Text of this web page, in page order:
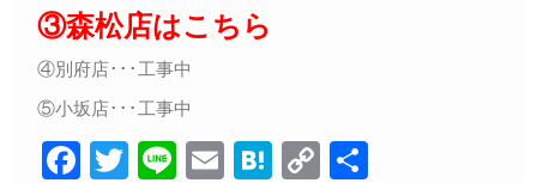
③森松店はこちら
④別府店･･･工事中
⑤小坂店･･･工事中
F
T
Li
E
H
C